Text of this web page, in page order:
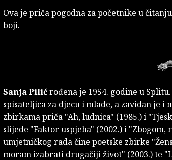
Ova je priča pogodna za početnike u
boji.
Sanja Pilićrođena je 1954. godine u
spisateljica za djecu i mlade, a zavidan je i
zbirkama priča "Ah, ludnica" (1985.) i
slijede "Faktor uspjeha" (2002.) i
umjetničkog rada čine poetske zbirke
moram izabrati drugačiji život" (2003.) te